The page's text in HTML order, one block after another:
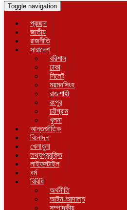
Toggle navigation
প্রচ্ছদ
জাতীয়
রাজনীতি
সারাদেশ
বরিশাল
ঢাকা
সিলেট
ময়মনসিংহ
রাজশাহী
রংপুর
চট্টগ্রাম
খুলনা
আন্তর্জাতিক
বিনোদন
খেলাধুলা
তথ্যপ্রযুক্তি
লাইফস্টাইল
ধর্ম
বিবিধি
অর্থনীতি
আইন-আদালত
সম্পাদকীয়